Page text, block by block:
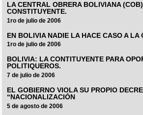
LA CENTRAL OBRERA BOLIVIANA
CONSTITUYENTE.
1ro de julio de 2006
EN BOLIVIA NADIE LA HACE CASO A LA
1ro de julio de 2006
BOLIVIA: LA CONTITUYENTE PARA
POLITIQUEROS.
7 de julio de 2006
EL GOBIERNO VIOLA SU PROPIO
“NACIONALIZACIÓN
5 de agosto de 2006